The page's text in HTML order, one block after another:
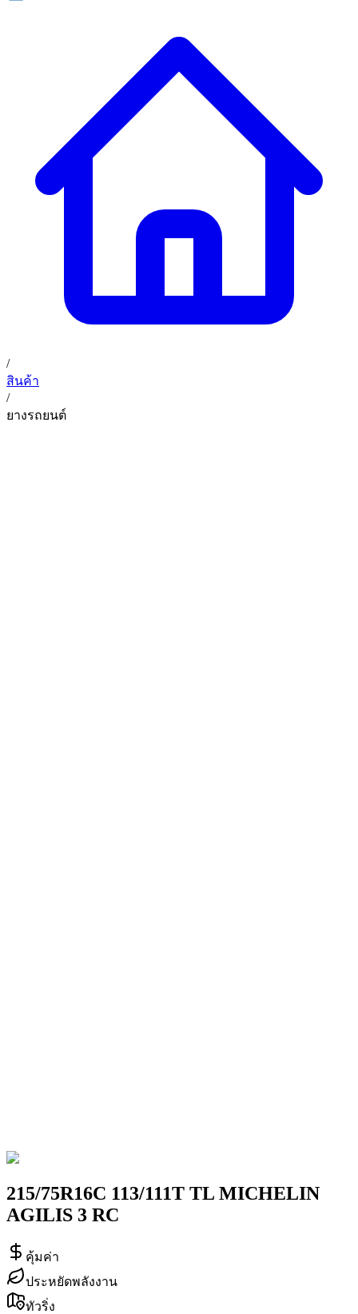
การรับประกันสินค้า
ข่าวสารและโปรโมชั่น
ติดต่อเรา
TH
02 393 3356
ก. เจริญยางยนต์ (บริษัท มิ้งค์ แอนด์ ซีน จำกัด) 2275 ถ.สุขุมวิท
(ระหว่างซอยสุขุมวิท 89/1 - 91) แขวงบางจาก เขตพระโขนง
กรุงเทพมหานคร 10260
ก. เจริญค็อกพิท
อุดมสุข 28 ถนนอุดมสุข แขวงบางนาเหนือ เขตบางนา
/
สินค้า
/
ยางรถยนต์
215/75R16C 113/111T TL MICHELIN
AGILIS 3 RC
คุ้มค่า
ประหยัดพลังงาน
ทัวริ่ง